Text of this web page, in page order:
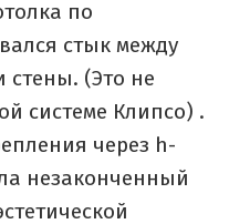
по
стык между
стены. (Это не
системе Клипсо) .
через h-
незаконченный